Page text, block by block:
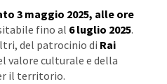
3 maggio 2025, alle ore
fino al 6 luglio 2025.
del patrocinio di Rai
valore culturale e della
il territorio.